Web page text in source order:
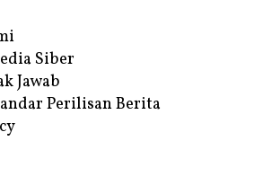
Siber
Jawab
Perilisan Berita